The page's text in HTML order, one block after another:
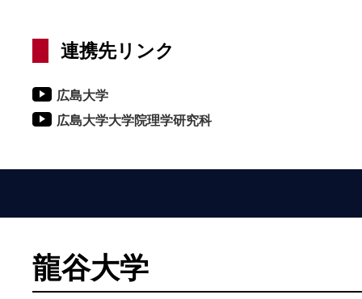
連携先リンク
広島大学
広島大学大学院理学研究科
龍谷大学